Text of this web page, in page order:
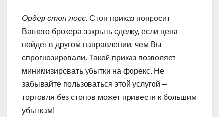
Ордер стоп-лосс. Стоп-приказ попросит
Вашего брокера закрыть сделку, если цена
пойдет в другом направлении, чем Вы
спрогнозировали. Такой приказ позволяет
минимизировать убытки на форекс. Не
забывайте пользоваться этой услугой –
торговля без стопов может привести к большим
убыткам!